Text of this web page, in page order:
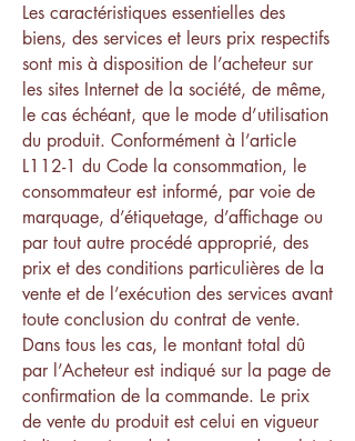
Les caractéristiques essentielles des
biens, des services et leurs prix respectifs
sont mis à disposition de l’acheteur sur
les sites Internet de la société, de même,
le cas échéant, que le mode d’utilisation
du produit. Conformément à l’article
L112-1 du Code la consommation, le
consommateur est informé, par voie de
marquage, d’étiquetage, d’affichage ou
par tout autre procédé approprié, des
prix et des conditions particulières de la
vente et de l’exécution des services avant
toute conclusion du contrat de vente.
Dans tous les cas, le montant total dû
par l’Acheteur est indiqué sur la page de
confirmation de la commande. Le prix
de vente du produit est celui en vigueur